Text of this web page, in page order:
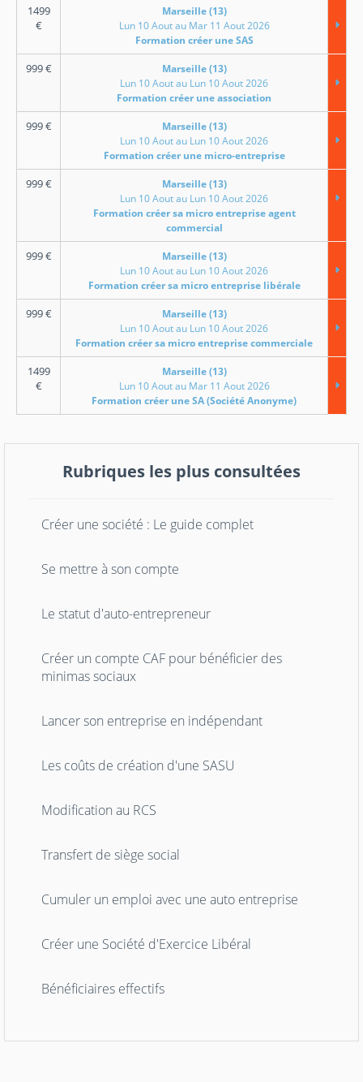
1499
€
Marseille (13)
Lun 10 Aout au Mar 11 Aout 2026
Formation créer une SAS
999€
Marseille (13)
Lun 10 Aout au Lun 10 Aout 2026
Formation créer une association
999€
Marseille (13)
Lun 10 Aout au Lun 10 Aout 2026
Formation créer une micro-entreprise
999€
Marseille (13)
Lun 10 Aout au Lun 10 Aout 2026
Formation créer sa micro entreprise agent
commercial
999€
Marseille (13)
Lun 10 Aout au Lun 10 Aout 2026
Formation créer sa micro entreprise libérale
999€
Marseille (13)
Lun 10 Aout au Lun 10 Aout 2026
Formation créer sa micro entreprise commerciale
1499
€
Marseille (13)
Lun 10 Aout au Mar 11 Aout 2026
Formation créer une SA (Société Anonyme)
Rubriques les plus consultées
Créer une société : Le guide complet
Se mettre à son compte
Le statut d'auto-entrepreneur
Créer un compte CAF pour bénéficier des
minimas sociaux
Lancer son entreprise en indépendant
Les coûts de création d'une SASU
Modification au RCS
Transfert de siège social
Cumuler un emploi avec une auto entreprise
Créer une Société d'Exercice Libéral
Bénéficiaires effectifs